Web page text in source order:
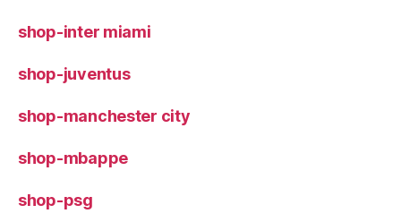
shop-inter miami
shop-juventus
shop-manchester city
shop-mbappe
shop-psg